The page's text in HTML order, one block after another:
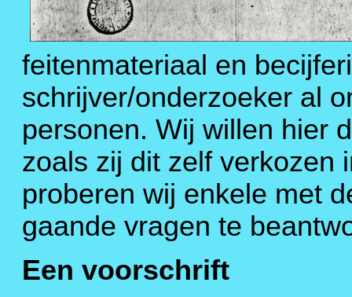
feitenmateriaal en
schrijver/onderzoeker al
personen. Wij willen hier
zoals zij dit zelf verkozen
proberen wij enkele met
gaande vragen te
Een voorschrift